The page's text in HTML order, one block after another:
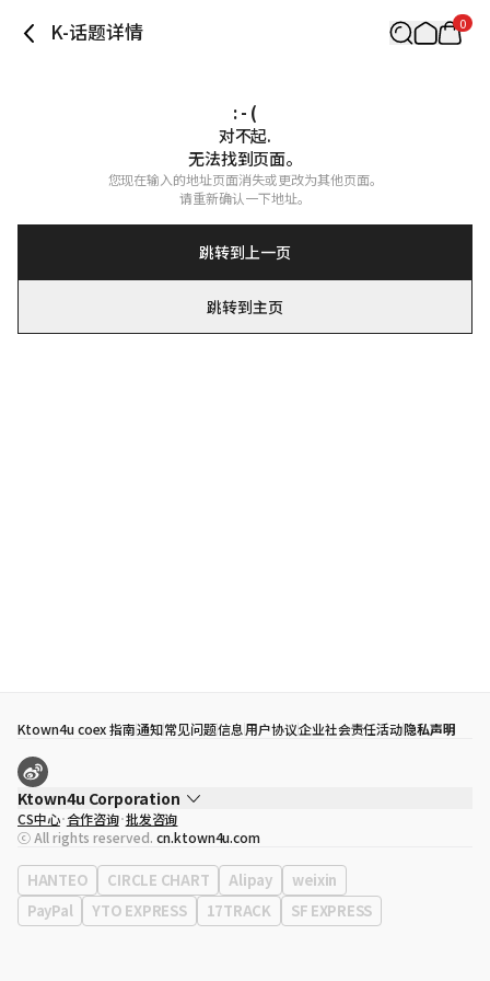
K-话题详情 0
: - (
对不起.
无法找到页面。
您现在输入的地址页面消失或更改为其他页面。
请重新确认一下地址。
跳转到上一页
跳转到主页
Ktown4u coex 指南通知常见问题信息用户协议企业社会责任活动隐私声明
Ktown4u Corporation
代表
宋効珉
营业执照 120-87-71116
公司地址 首尔特别市 江南区 岭东大路 513号 3楼 （三成洞， coex)
CS中心 合作咨询 批发咨询
ⓒ All rights reserved. cn.ktown4u.com
HANTEO CIRCLE CHART Alipay
weixin
PayPal
YTO EXPRESS 17TRACK SF EXPRESS